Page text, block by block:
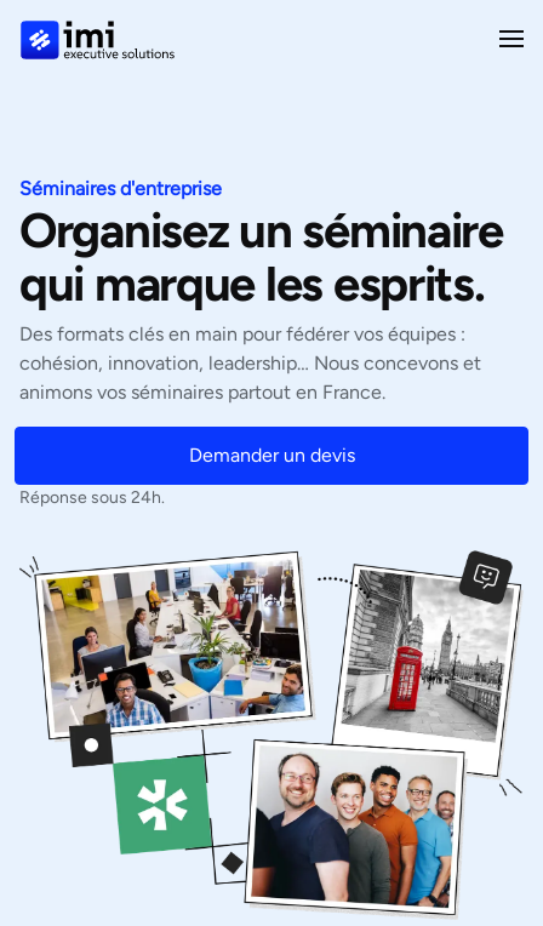
Séminaires d'entreprise
Organisez un séminaire
qui marque les esprits.
Des formats clés en main pour fédérer vos équipes :
cohésion, innovation, leadership… Nous concevons et
animons vos séminaires partout en France.
Demander un devis
Réponse sous 24h.